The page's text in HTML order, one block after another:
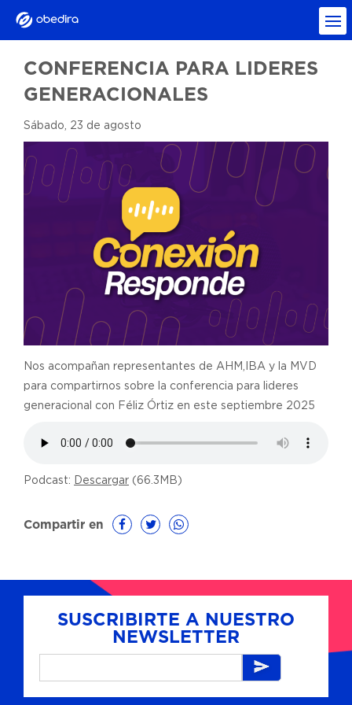
CONFERENCIA PARA LIDERES
GENERACIONALES
Sábado, 23 de agosto
Nos acompañan representantes de AHM,IBA y la MVD
para compartirnos sobre la conferencia para lideres
generacional con Féliz Órtiz en este septiembre 2025
Podcast: Descargar (66.3MB)
Compartir en
SUSCRIBIRTE A NUESTRO
NEWSLETTER